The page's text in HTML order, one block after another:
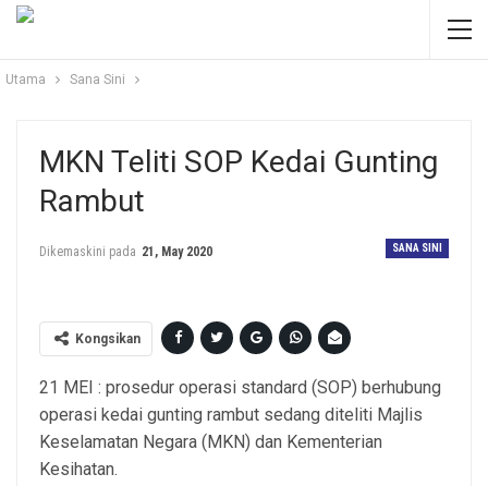
Utama Sana Sini
MKN Teliti SOP Kedai Gunting
Rambut
SANA SINI
Dikemaskini pada 21, May 2020
Kongsikan
21 MEI : prosedur operasi standard (SOP) berhubung
operasi kedai gunting rambut sedang diteliti Majlis
Keselamatan Negara (MKN) dan Kementerian
Kesihatan.